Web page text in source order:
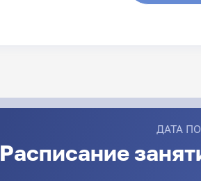
ДАТА
Расписание